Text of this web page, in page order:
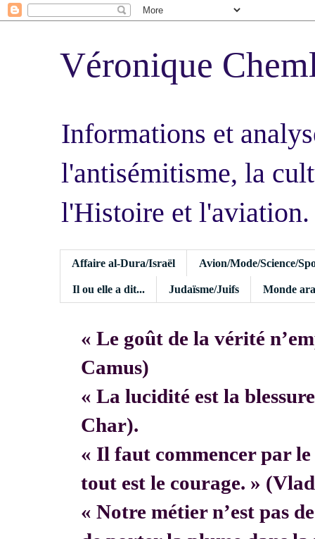
Véronique
Informations et
l'antisémitisme, la
l'Histoire et l'aviation.
Affaire al-Dura/Israël Avion/Mode/Science/
Il ou elle a dit... Judaïsme/Juifs Monde
« Le goût de la vérité
Camus)
« La lucidité est la
Char).
« Il faut commencer par le
tout est le courage. »
« Notre métier n’est pas